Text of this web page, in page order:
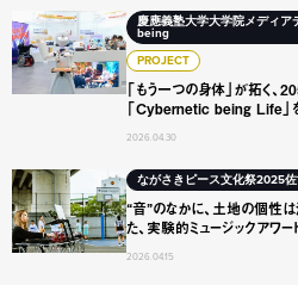
慶應義塾大学大学院メディ
being
PROJECT
「もう一つの身体」が拓く
「Cybernetic being Life」
2026.04.30
「もう一つの身体」が拓く、
ながさきピース文化祭2025
“音”のなかに、土地の個性
た、実験的ミュージックアワー
2026.04.15
“音”のなかに、土地の個性は溶